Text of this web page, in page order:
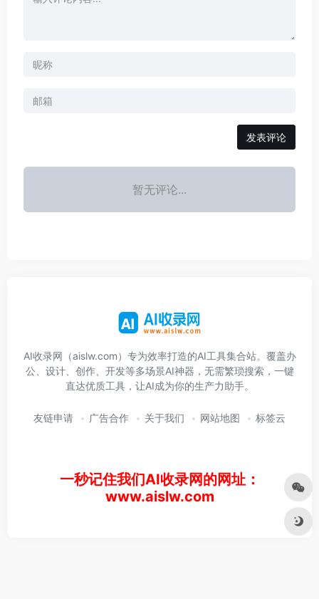
发表评论
暂无评论...
AI收录网（aislw.com）专为效率打造的AI工具集合站。覆盖办
公、设计、创作、开发等多场景AI神器，无需繁琐搜索，一键
直达优质工具，让AI成为你的生产力助手。
友链申请 广告合作 关于我们 网站地图 标签云
一秒记住我们AI收录网的网址：
www.aislw.com